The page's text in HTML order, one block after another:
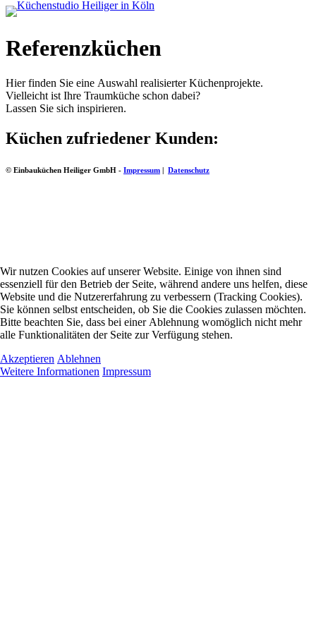
Referenzküchen
Hier finden Sie eine Auswahl realisierter Küchenprojekte.
Vielleicht ist Ihre Traumküche schon dabei?
Lassen Sie sich inspirieren.
Küchen zufriedener Kunden:
© Einbauküchen Heiliger GmbH - Impressum | Datenschutz
Wir nutzen Cookies auf unserer Website. Einige von ihnen sind
essenziell für den Betrieb der Seite, während andere uns helfen, diese
Website und die Nutzererfahrung zu verbessern (Tracking Cookies).
Sie können selbst entscheiden, ob Sie die Cookies zulassen möchten.
Bitte beachten Sie, dass bei einer Ablehnung womöglich nicht mehr
alle Funktionalitäten der Seite zur Verfügung stehen.
Akzeptieren Ablehnen
Weitere Informationen Impressum